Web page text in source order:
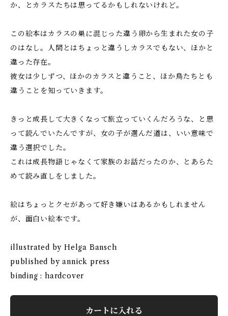
か、とカラスたちは思ってるかもしれないけれど。
この絵本はカラスの巣に混じった違う卵から生まれた女の子
のはなし。人間とはちょっと違うしカラスでもない、ほかと
違った存在。
彼女は少しずつ、ほかのカラスと違うこと、ほか鳥たちとも
違うことを知っていきます。
きっと成長して大きくなって旅立っていくんだろうな、と思
って読んでいたんですが、女の子が選んだ道は、いい意味で
違う選択でした。
これは成長物語じゃなくて家族のお話だったのか、とあらた
めて読み直しをしました。
絵はちょっとクセがあって好き嫌いはあるかもしれません
が、面白い絵本です。
illustrated by Helga Bansch
published by annick press
binding : hardcover
カートに入れる